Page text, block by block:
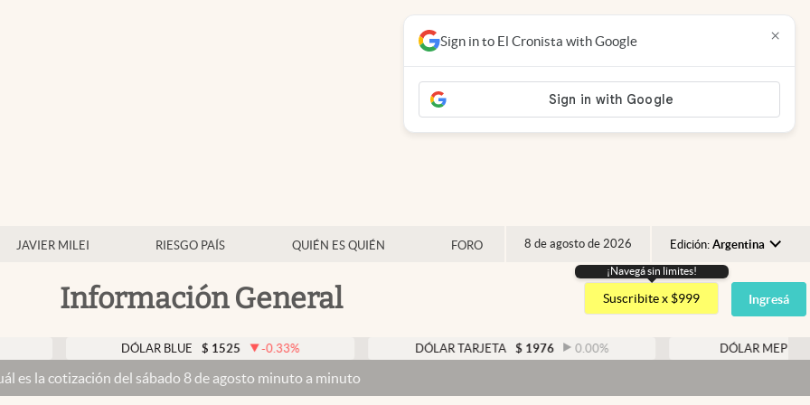
JAVIER MILEI RIESGO PAÍS QUIÉN ES QUIÉN FORO 8 de agosto de 2026 Edición: Argentina
Argentina
España
USA
Información General
¡Navegá sin limites!
Suscribite x $999 Ingresá
DÓLAR BLUE $ 1525 -0.33% DÓLAR TARJETA $ 1976 0.00% DÓLAR MEP $ 1526,03
del sábado 8 de agosto minuto a minuto
Sign in to El Cronista with Google ×